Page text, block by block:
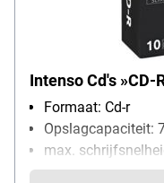
Intenso Cd's »CD-
Formaat: Cd-r
Opslagcapaciteit:
max.
Bijzonderheden: